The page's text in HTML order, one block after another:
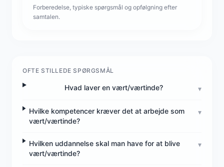
Forberedelse, typiske spørgsmål og opfølgning efter
samtalen.
OFTE STILLEDE SPØRGSMÅL
Hvad laver en vært/værtinde? ▾
Hvilke kompetencer kræver det at arbejde som
vært/værtinde?
▾
Hvilken uddannelse skal man have for at blive
vært/værtinde?
▾